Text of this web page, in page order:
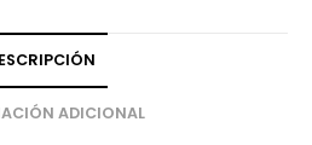
ADICIONAL